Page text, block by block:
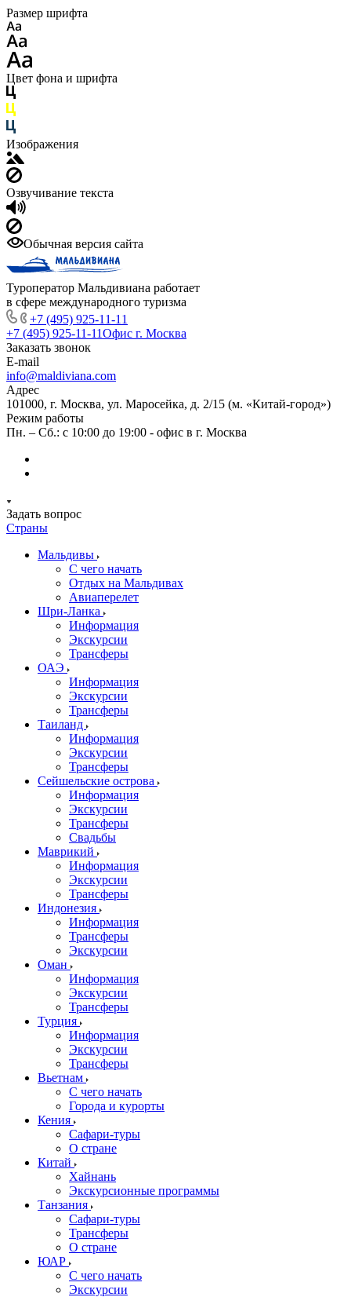
Размер шрифта
Цвет фона и шрифта
Изображения
Озвучивание текста
Обычная версия сайта
Туроператор Мальдивиана работает
в сфере международного туризма
+7 (495) 925-11-11
+7 (495) 925-11-11Офис г. Москва
Заказать звонок
E-mail
info@maldiviana.com
Адрес
101000, г. Москва, ул. Маросейка, д. 2/15 (м. «Китай-город»)
Режим работы
Пн. – Сб.: с 10:00 до 19:00 - офис в г. Москва
Задать вопрос
Страны
Мальдивы
С чего начать
Отдых на Мальдивах
Авиаперелет
Шри-Ланка
Информация
Экскурсии
Трансферы
ОАЭ
Информация
Экскурсии
Трансферы
Таиланд
Информация
Экскурсии
Трансферы
Сейшельские острова
Информация
Экскурсии
Трансферы
Свадьбы
Маврикий
Информация
Экскурсии
Трансферы
Индонезия
Информация
Трансферы
Экскурсии
Оман
Информация
Экскурсии
Трансферы
Турция
Информация
Экскурсии
Трансферы
Вьетнам
С чего начать
Города и курорты
Кения
Сафари-туры
О стране
Китай
Хайнань
Экскурсионные программы
Танзания
Сафари-туры
Трансферы
О стране
ЮАР
С чего начать
Экскурсии